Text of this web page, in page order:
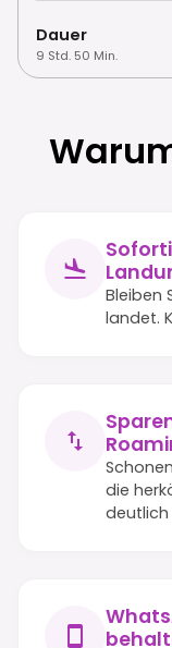
Dauer
9 Std. 50 Min.
Bleiben
landet.
die